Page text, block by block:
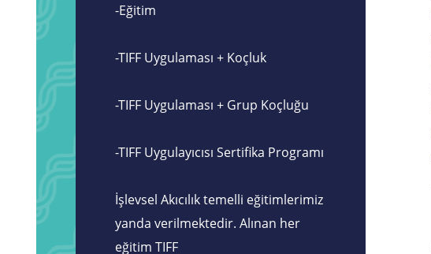
-Eğitim
-TIFF Uygulaması + Koçluk
-TIFF Uygulaması + Grup Koçluğu
-TIFF Uygulayıcısı Sertifika Programı
İşlevsel Akıcılık temelli eğitimlerimiz
yanda verilmektedir. Alınan her
eğitim TIFF